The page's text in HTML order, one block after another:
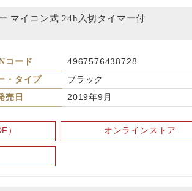
マイコン式 24h入切タイマー付
コード
4967576438728
・タイプ
ブラック
売日
2019年9月
） オンラインストア